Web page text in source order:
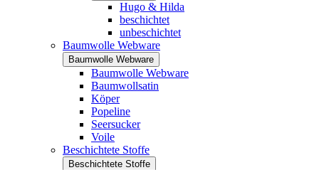
Hugo & Hilda
beschichtet
unbeschichtet
Baumwolle Webware
Baumwolle Webware
Baumwolle Webware
Baumwollsatin
Köper
Popeline
Seersucker
Voile
Beschichtete Stoffe
Beschichtete Stoffe